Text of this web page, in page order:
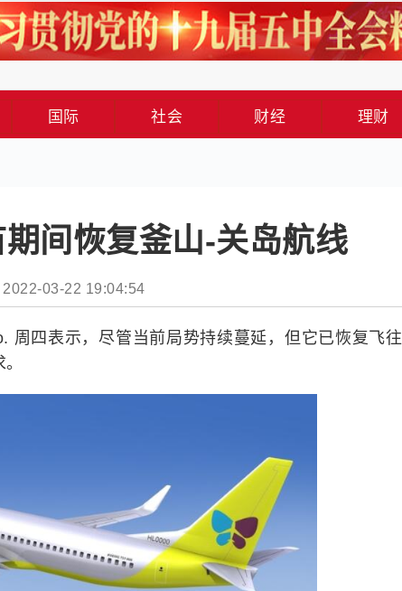
国际 社会 财经 理财
间恢复釜山-关岛航线
03-22 19:04:54
周四表示，尽管当前局势持续蔓延，但它已恢复飞往